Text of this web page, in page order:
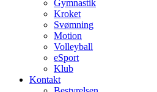
Gymnastik
Kroket
Svømning
Motion
Volleyball
eSport
Klub
Kontakt